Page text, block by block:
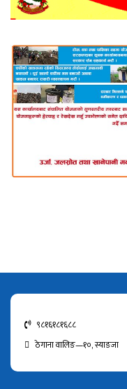
९८१६१८१६८८
ठेगाना वालिङ—१०, स्याङजा